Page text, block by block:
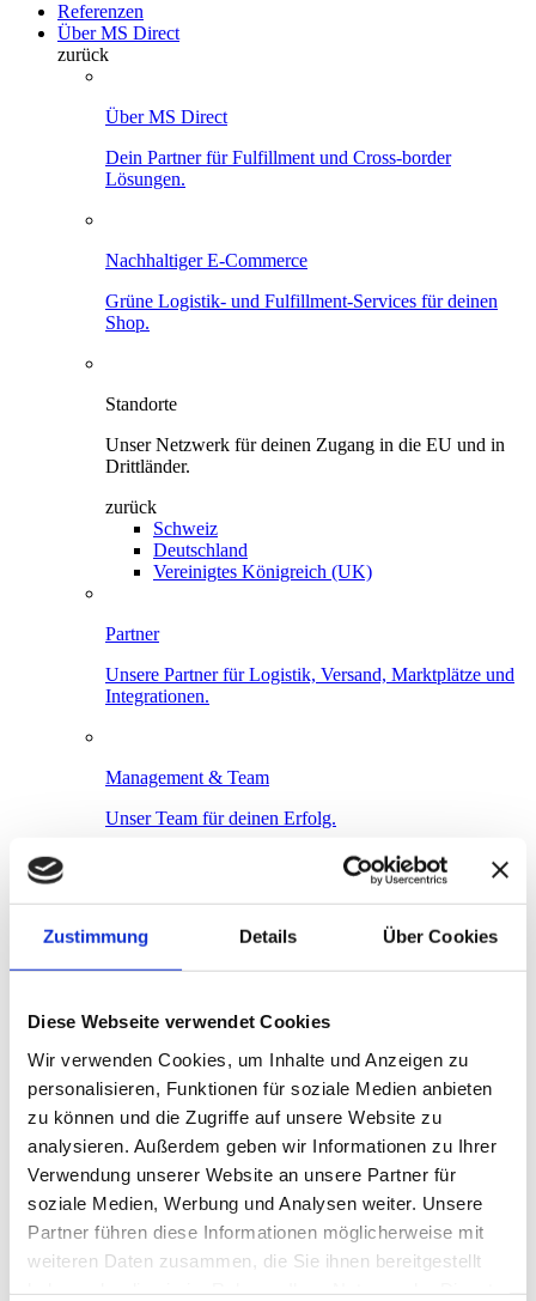
Zustimmung Details Über Cookies
Diese Webseite verwendet Cookies
Wir verwenden Cookies, um Inhalte und Anzeigen zu
personalisieren, Funktionen für soziale Medien anbieten
zu können und die Zugriffe auf unsere Website zu
analysieren. Außerdem geben wir Informationen zu Ihrer
Verwendung unserer Website an unsere Partner für
soziale Medien, Werbung und Analysen weiter. Unsere
Partner führen diese Informationen möglicherweise mit
weiteren Daten zusammen, die Sie ihnen bereitgestellt
Referenzen
Über MS Direct
zurück
Über MS Direct
Dein Partner für Fulfillment und Cross-border
Lösungen.
Nachhaltiger E-Commerce
Grüne Logistik- und Fulfillment-Services für deinen
Shop.
Standorte
Unser Netzwerk für deinen Zugang in die EU und in
Drittländer.
zurück
Schweiz
Deutschland
Vereinigtes Königreich (UK)
Partner
Unsere Partner für Logistik, Versand, Marktplätze und
Integrationen.
Management & Team
Unser Team für deinen Erfolg.
Ressourcen
zurück
Presse
Partner